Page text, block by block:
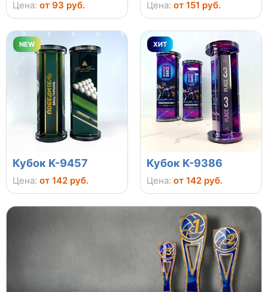
Цена: от 93 руб. Цена: от 151 руб.
NEW
Кубок K-9457
Цена: от 142 руб.
ХИТ
Кубок K-9386
Цена: от 142 руб.